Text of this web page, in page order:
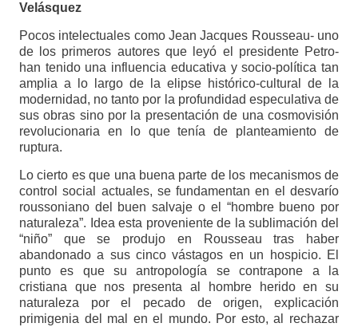
Velásquez
Pocos intelectuales como Jean Jacques Rousseau- uno
de los primeros autores que leyó el presidente Petro-
han tenido una influencia educativa y socio-política tan
amplia a lo largo de la elipse histórico-cultural de la
modernidad, no tanto por la profundidad especulativa de
sus obras sino por la presentación de una cosmovisión
revolucionaria en lo que tenía de planteamiento de
ruptura.
Lo cierto es que una buena parte de los mecanismos de
control social actuales, se fundamentan en el desvarío
roussoniano del buen salvaje o el “hombre bueno por
naturaleza”. Idea esta proveniente de la sublimación del
“niño” que se produjo en Rousseau tras haber
abandonado a sus cinco vástagos en un hospicio. El
punto es que su antropología se contrapone a la
cristiana que nos presenta al hombre herido en su
naturaleza por el pecado de origen, explicación
primigenia del mal en el mundo. Por esto, al rechazar